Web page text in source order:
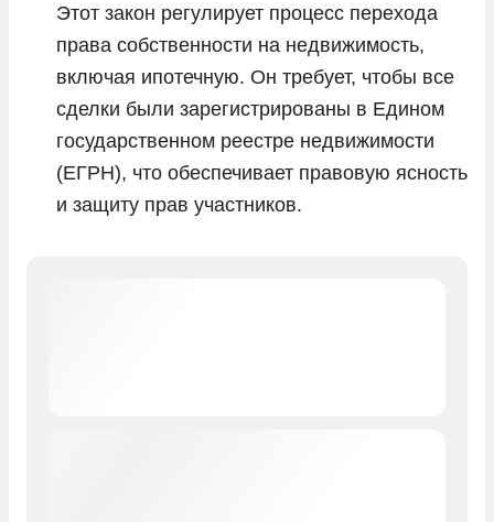
Этот закон регулирует процесс перехода
права собственности на недвижимость,
включая ипотечную. Он требует, чтобы все
сделки были зарегистрированы в Едином
государственном реестре недвижимости
(ЕГРН), что обеспечивает правовую ясность
и защиту прав участников.